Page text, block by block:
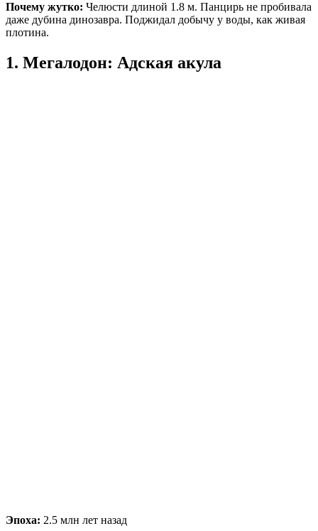
Почему жутко: Челюсти длиной 1.8 м. Панцирь не пробивала
даже дубина динозавра. Поджидал добычу у воды, как живая
плотина.
1. Мегалодон: Адская акула
Эпоха: 2.5 млн лет назад